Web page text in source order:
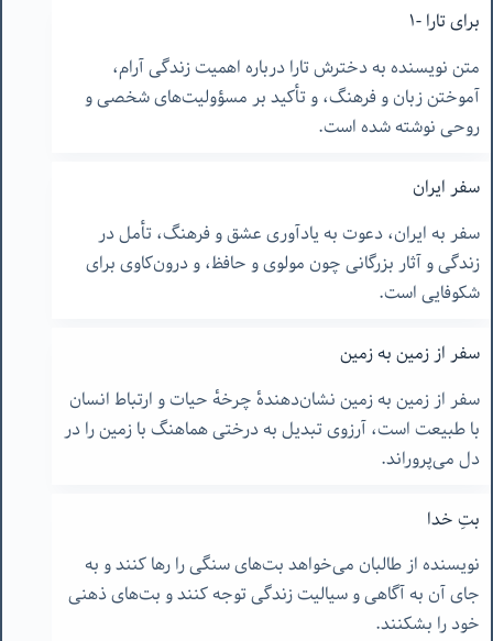
برای تارا -١
متن نویسنده به دخترش تارا درباره اهمیت زندگی آرام،
آموختن زبان و فرهنگ، و تأکید بر مسؤولیت‌های شخصی و
روحی نوشته شده است.
سفر ایران
سفر به ایران، دعوت به یادآوری عشق و فرهنگ، تأمل در
زندگی و آثار بزرگانی چون مولوی و حافظ، و درون‌کاوی برای
شکوفایی است.
سفر از زمین به زمین
سفر از زمین به زمین نشان‌دهندهٔ چرخهٔ حیات و ارتباط انسان
با طبیعت است، آرزوی تبدیل به درختی هماهنگ با زمین را در
دل می‌پروراند.
بتِ خدا
نویسنده از طالبان می‌خواهد بت‌های سنگی را رها کنند و به
جای آن به آگاهی و سیالیت زندگی توجه کنند و بت‌های ذهنی
خود را بشکنند.